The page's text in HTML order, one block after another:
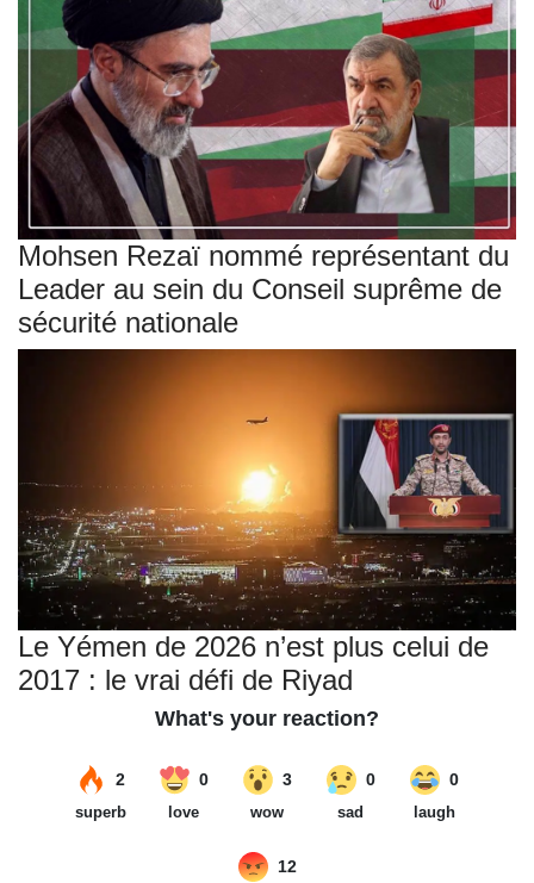
Mohsen Rezaï nommé représentant du
Leader au sein du Conseil suprême de
sécurité nationale
Le Yémen de 2026 n’est plus celui de
2017 : le vrai défi de Riyad